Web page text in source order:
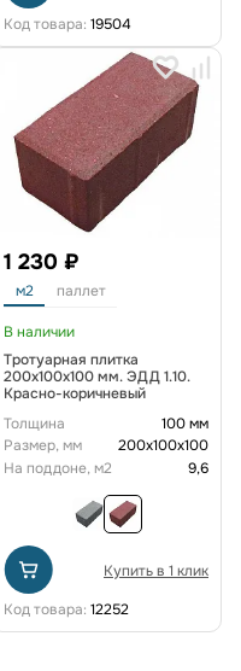
Код товара: 19504
1 230 ₽
м2 паллет
В наличии
Тротуарная плитка
200х100х100 мм. ЭДД 1.10.
Красно-коричневый
Толщина
100 мм
Размер, мм
200х100х100
На поддоне, м2
9,6
Купить в 1 клик
Код товара: 12252